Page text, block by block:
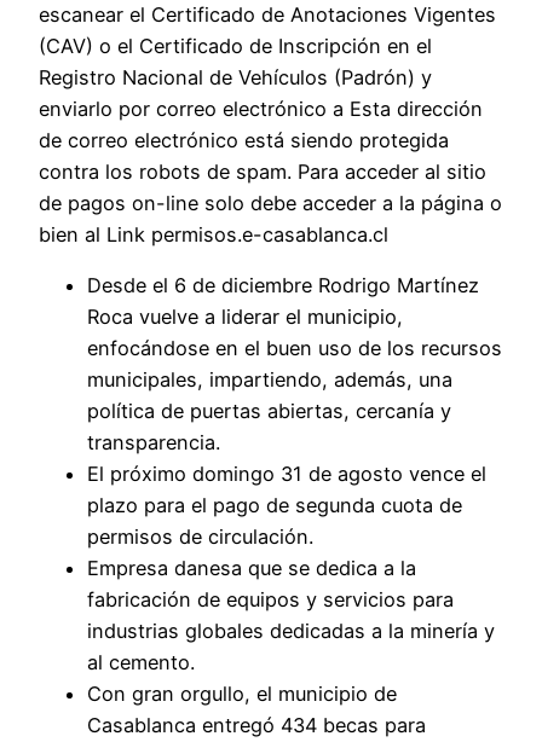
escanear el Certificado de Anotaciones Vigentes
(CAV) o el Certificado de Inscripción en el
Registro Nacional de Vehículos (Padrón) y
enviarlo por correo electrónico a Esta dirección
de correo electrónico está siendo protegida
contra los robots de spam. Para acceder al sitio
de pagos on-line solo debe acceder a la página o
bien al Link permisos.e-casablanca.cl
Desde el 6 de diciembre Rodrigo Martínez
Roca vuelve a liderar el municipio,
enfocándose en el buen uso de los recursos
municipales, impartiendo, además, una
política de puertas abiertas, cercanía y
transparencia.
El próximo domingo 31 de agosto vence el
plazo para el pago de segunda cuota de
permisos de circulación.
Empresa danesa que se dedica a la
fabricación de equipos y servicios para
industrias globales dedicadas a la minería y
al cemento.
Con gran orgullo, el municipio de
Casablanca entregó 434 becas para